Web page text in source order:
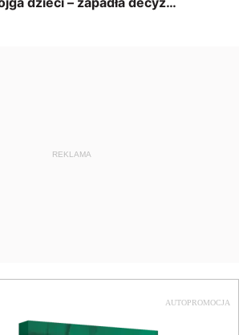
REKLAMA
AUTOPROMOCJA